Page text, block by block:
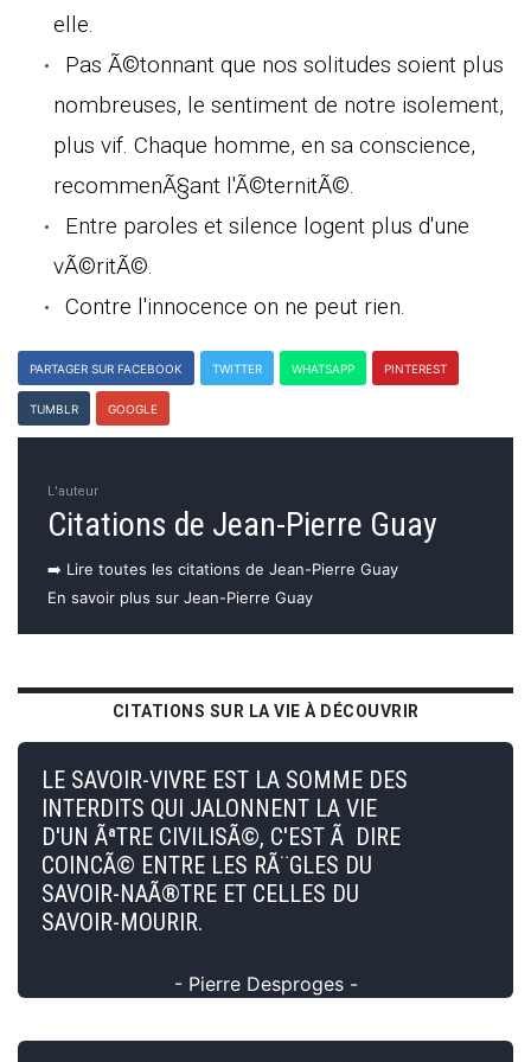
elle.
Pas Ã©tonnant que nos solitudes soient plus
nombreuses, le sentiment de notre isolement,
plus vif. Chaque homme, en sa conscience,
recommenÃ§ant l'Ã©ternitÃ©.
Entre paroles et silence logent plus d'une
vÃ©ritÃ©.
Contre l'innocence on ne peut rien.
PARTAGER SUR FACEBOOK TWITTER WHATSAPP PINTEREST
TUMBLR GOOGLE
L'auteur
Citations de Jean-Pierre Guay
➡️ Lire toutes les citations de Jean-Pierre Guay
En savoir plus sur Jean-Pierre Guay
CITATIONS SUR LA VIE À DÉCOUVRIR
LE SAVOIR-VIVRE EST LA SOMME DES
INTERDITS QUI JALONNENT LA VIE
D'UN ÃªTRE CIVILISÃ©, C'EST Ã DIRE
COINCÃ© ENTRE LES RÃ¨GLES DU
SAVOIR-NAÃ®TRE ET CELLES DU
SAVOIR-MOURIR.
- Pierre Desproges -